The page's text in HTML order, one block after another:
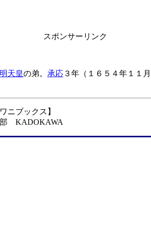
スポンサーリンク
天皇の弟。 承応 ３年（１６５４年１１
ブックス】
KADOKAWA